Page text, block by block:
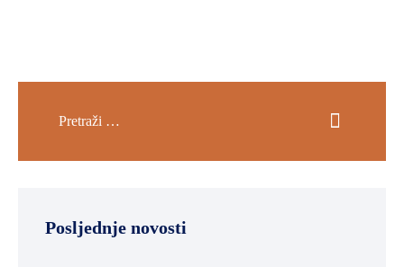
Posljednje novosti